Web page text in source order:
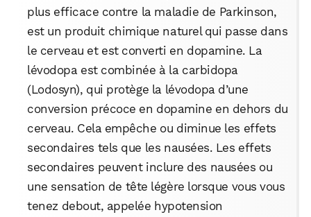
plus efficace contre la maladie de Parkinson,
est un produit chimique naturel qui passe dans
le cerveau et est converti en dopamine. La
lévodopa est combinée à la carbidopa
(Lodosyn), qui protège la lévodopa d’une
conversion précoce en dopamine en dehors du
cerveau. Cela empêche ou diminue les effets
secondaires tels que les nausées. Les effets
secondaires peuvent inclure des nausées ou
une sensation de tête légère lorsque vous vous
tenez debout, appelée hypotension